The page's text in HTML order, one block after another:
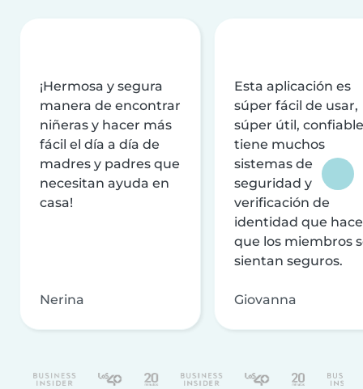
¡Hermosa y segura
manera de encontrar
niñeras y hacer más
fácil el día a día de
madres y padres que
necesitan ayuda en
casa!
Nerina
Esta aplicación es
súper fácil de usar,
súper útil,
tiene muchos
sistemas de
seguridad y
verificación de
identidad que
que los miembros
sientan seguros.
Giovanna